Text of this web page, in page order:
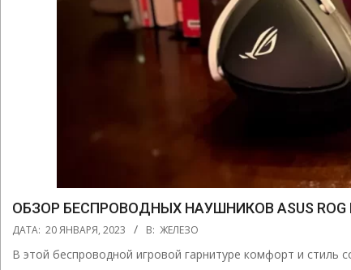
ОБЗОР БЕСПРОВОДНЫХ НАУШНИКОВ ASUS ROG
2023-
20
ДАТА: 20 ЯНВАРЯ, 2023 В: ЖЕЛЕЗО
В этой беспроводной игровой гарнитуре комфорт и стиль